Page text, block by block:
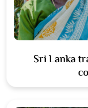
Sri Lanka